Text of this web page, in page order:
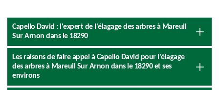
Capello David : l'expert de l'élagage des arbres à Mareuil
Sur Arnon dans le 18290
Les raisons de faire appel à Capello David pour l'élagage
des arbres à Mareuil Sur Arnon dans le 18290 et ses
environs